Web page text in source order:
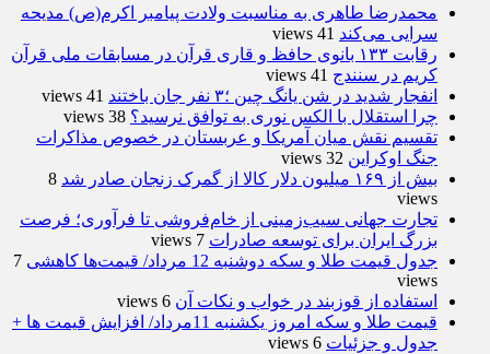
محمدرضا طاهری به مناسبت ولادت پیامبر اکرم(ص) مدیحه
سرایی می‌کند 41 views
رقابت ۱۳۳ بانوی حافظ و قاری قرآن در مسابقات ملی قرآن
کریم در سنندج 41 views
انفجار شدید در شن یانگ چین ؛۳ نفر جان باختند
41 views
چرا استقلال با الکس نوری به توافق نرسید؟ 38 views
تقسیم نقش میان آمریکا و عربستان در خصوص مذاکرات
جنگ اوکراین 32 views
بیش از ۱۶۹ میلیون دلار کالا از گمرک زنجان صادر شد
8
views
تجارت جهانی سیب‌زمینی از خام‌فروشی تا فرآوری؛ فرصت
بزرگ ایران برای توسعه صادرات 7 views
جدول قیمت طلا و سکه دوشنبه 12 مرداد/ قیمت‌ها کاهشی
7
views
استفاده از قوزبند در خواب و نکات آن 6 views
قیمت طلا و سکه امروز یکشنبه 11مرداد/ افزایش قیمت ها +
جدول و جزئیات 6 views